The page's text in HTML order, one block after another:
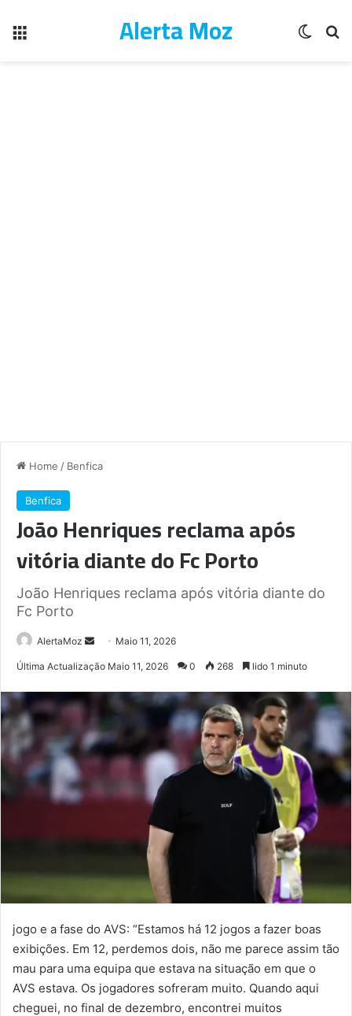
Alerta Moz
Home / Benfica
Benfica
João Henriques reclama após
vitória diante do Fc Porto
João Henriques reclama após vitória diante do
Fc Porto
AlertaMoz
Send Maio 11, 2026
Última Actualização Maio 11, 2026 0 268 lido 1 minuto
jogo e a fase do AVS: “Estamos há 12 jogos a fazer boas
exibições. Em 12, perdemos dois, não me parece assim tão
mau para uma equipa que estava na situação em que o
AVS estava. Os jogadores sofreram muito. Quando aqui
cheguei, no final de dezembro, encontrei muitos